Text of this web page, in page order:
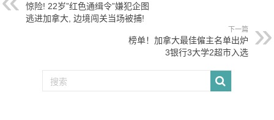
惊险! 22岁”红色通缉令”嫌犯企图
逃进加拿大, 边境闯关当场被捕!
下一篇
榜单！加拿大最佳僱主名单出炉
3银行3大学2超市入选